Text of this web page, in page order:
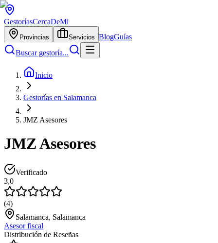
GestoríasCercaDeMi
Provincias Servicios BlogGuías
Buscar gestoría...
Inicio
Gestorías en Salamanca
JMZ Asesores
JMZ Asesores
Verificado
3,0
(4)
Salamanca, Salamanca
Asesor fiscal
Distribución de Reseñas